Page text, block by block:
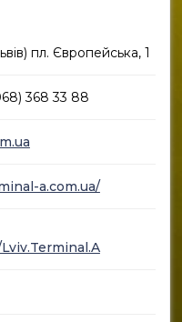
пл. Європейська, 1
368 33 88
a.com.ua/